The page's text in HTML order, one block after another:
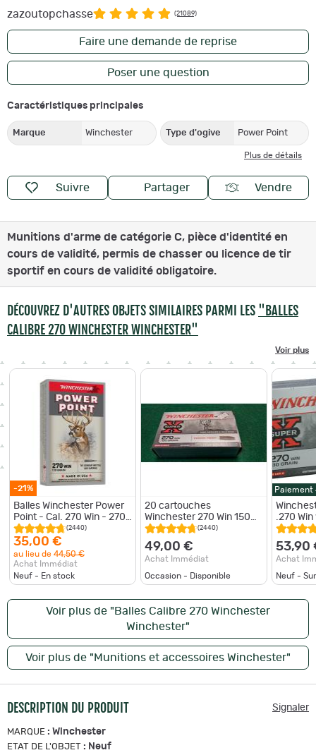
zazoutopchasse (21089)
Faire une demande de reprise
Poser une question
Caractéristiques principales
Marque Winchester Type d'ogive Power Point
Plus de détails
Suivre Partager Vendre
Munitions d'arme de catégorie C, pièce d'identité en
cours de validité, permis de chasser ou licence de tir
sportif en cours de validité obligatoire.
DÉCOUVREZ D'AUTRES OBJETS SIMILAIRES PARMI LES "BALLES
CALIBRE 270 WINCHESTER WINCHESTER"
Voir plus
-21%
Balles Winchester Power
Point - Cal. 270 Win - 270
win / 150 / Par 1
(2440)
35,00 €
au lieu de 44,50 €
Achat Immédiat
Neuf - En stock
20 cartouches
Winchester 270 Win 150
grains
(2440)
49,00 €
Achat Immédiat
Occasion - Disponible
Paiement
.270
150 gr /
53,90
Achat
Neuf -
Voir plus de "Balles Calibre 270 Winchester
Winchester"
Voir plus de "Munitions et accessoires Winchester"
DESCRIPTION DU PRODUIT Signaler
MARQUE : Winchester
ETAT DE L'OBJET : Neuf